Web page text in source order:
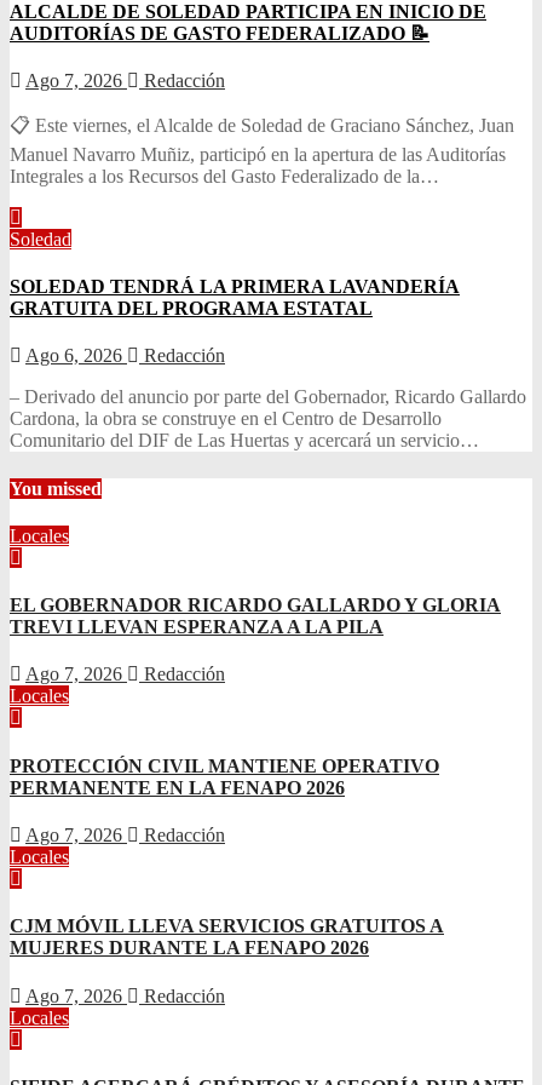
ALCALDE DE SOLEDAD PARTICIPA EN INICIO DE
AUDITORÍAS DE GASTO FEDERALIZADO 📝
Ago 7, 2026 Redacción
📋 Este viernes, el Alcalde de Soledad de Graciano Sánchez, Juan
Manuel Navarro Muñiz, participó en la apertura de las Auditorías
Integrales a los Recursos del Gasto Federalizado de la…
Soledad
SOLEDAD TENDRÁ LA PRIMERA LAVANDERÍA
GRATUITA DEL PROGRAMA ESTATAL
Ago 6, 2026
Redacción
– Derivado del anuncio por parte del Gobernador, Ricardo Gallardo
Cardona, la obra se construye en el Centro de Desarrollo
Comunitario del DIF de Las Huertas y acercará un servicio…
You missed
Locales
EL GOBERNADOR RICARDO GALLARDO Y GLORIA
TREVI LLEVAN ESPERANZA A LA PILA
Ago 7, 2026
Redacción
Locales
PROTECCIÓN CIVIL MANTIENE OPERATIVO
PERMANENTE EN LA FENAPO 2026
Ago 7, 2026
Redacción
Locales
CJM MÓVIL LLEVA SERVICIOS GRATUITOS A
MUJERES DURANTE LA FENAPO 2026
Ago 7, 2026
Redacción
Locales